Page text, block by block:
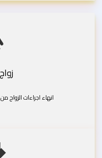
انهاء اجراءات الزواج